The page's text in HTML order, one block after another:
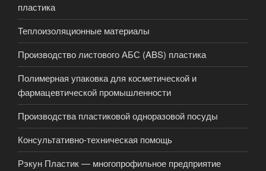
пластика
Теплоизоляционные материалы
Производство листового АБС (ABS) пластика
Полимерная упаковка для косметической и
фармацевтической промышленности
Производства пластиковой одноразовой посуды
Консультативно-техническая помощь
Рэкун Пластик — многопрофильное предприятие